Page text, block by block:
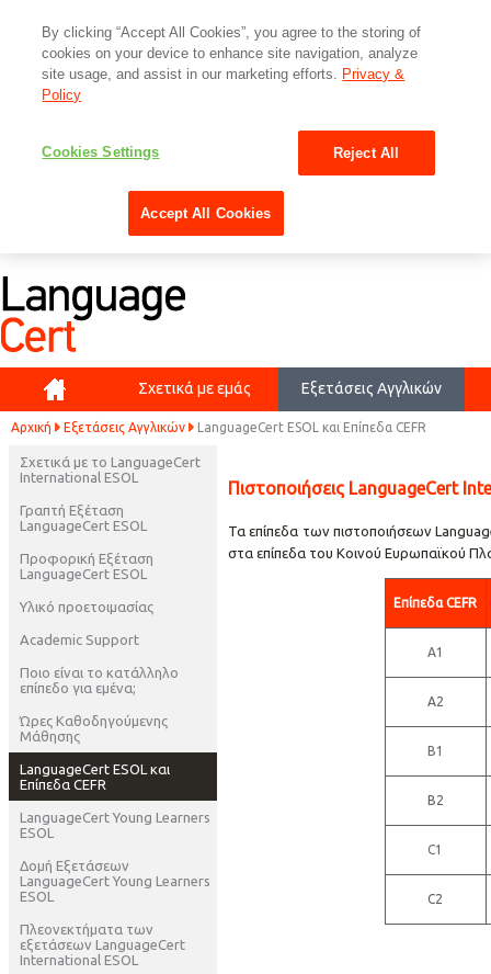
ΑρχικήΣχετικά με εμάς Εξετάσεις Αγγλικών
Αρχική Εξετάσεις Αγγλικών LanguageCert ESOL και Επίπεδα CEFR
Σχετικά με το LanguageCert
International ESOL
Γραπτή Εξέταση
LanguageCert ESOL
Προφορική Εξέταση
LanguageCert ESOL
Υλικό προετοιμασίας
Academic Support
Ποιο είναι το κατάλληλο
επίπεδο για εμένα;
Ώρες Καθοδηγούμενης
Μάθησης
LanguageCert ESOL και
Επίπεδα CEFR
LanguageCert Young Learners
ESOL
Δομή Εξετάσεων
LanguageCert Young Learners
ESOL
Πλεονεκτήματα των
εξετάσεων LanguageCert
International ESOL
Πιστοποιήσεις LanguageCert
Τα επίπεδα των πιστοποιήσεων
στα επίπεδα του Κοινού Ευρωπαϊκού
Επίπεδα CEFR
A1
A2
B1
B2
C1
C2
By clicking “Accept All Cookies”, you agree to the storing of
cookies on your device to enhance site navigation, analyze
site usage, and assist in our marketing efforts. Privacy &
Policy
Cookies Settings Reject All
Accept All Cookies